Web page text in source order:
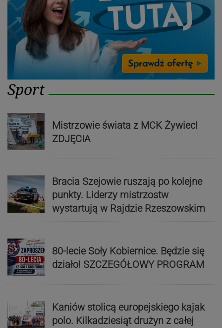
Sport
Mistrzowie świata z MCK Żywiec!
ZDJĘCIA
Bracia Szejowie ruszają po kolejne
punkty. Liderzy mistrzostw
wystartują w Rajdzie Rzeszowskim
80-lecie Soły Kobiernice. Będzie się
działo! SZCZEGÓŁOWY PROGRAM
Kaniów stolicą europejskiego kajak
polo. Kilkadziesiąt drużyn z całej